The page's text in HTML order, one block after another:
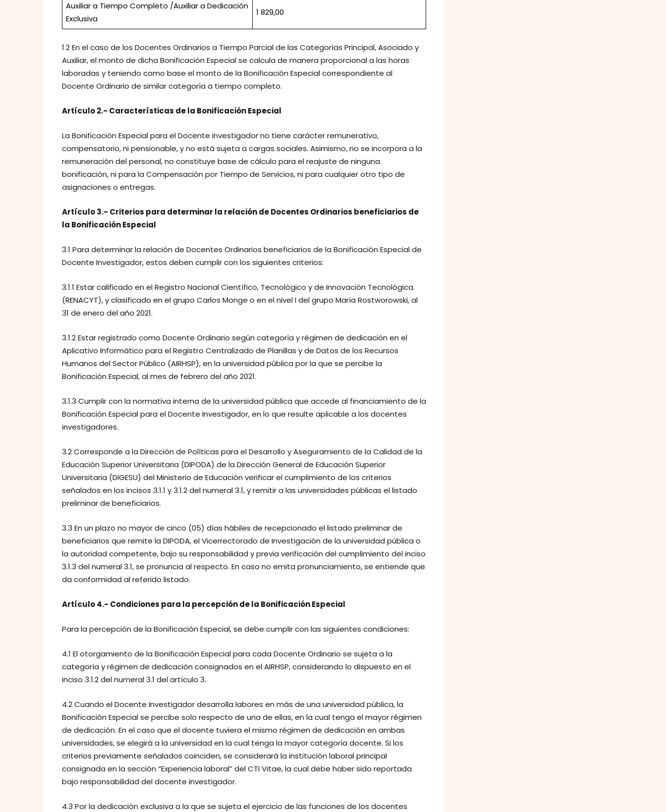
Auxiliar a Tiempo Completo /Auxiliar a Dedicación
Exclusiva
1 829,00
1.2 En el caso de los Docentes Ordinarios a Tiempo Parcial de las Categorías Principal, Asociado y
Auxiliar, el monto de dicha Bonificación Especial se calcula de manera proporcional a las horas
laboradas y teniendo como base el monto de la Bonificación Especial correspondiente al
Docente Ordinario de similar categoría a tiempo completo.
Artículo 2.- Características de la Bonificación Especial
La Bonificación Especial para el Docente Investigador no tiene carácter remunerativo,
compensatorio, ni pensionable, y no está sujeta a cargas sociales. Asimismo, no se incorpora a la
remuneración del personal, no constituye base de cálculo para el reajuste de ninguna
bonificación, ni para la Compensación por Tiempo de Servicios, ni para cualquier otro tipo de
asignaciones o entregas.
Artículo 3.- Criterios para determinar la relación de Docentes Ordinarios beneficiarios de
la Bonificación Especial
3.1 Para determinar la relación de Docentes Ordinarios beneficiarios de la Bonificación Especial de
Docente Investigador, estos deben cumplir con los siguientes criterios:
3.1.1 Estar calificado en el Registro Nacional Científico, Tecnológico y de Innovación Tecnológica.
(RENACYT), y clasificado en el grupo Carlos Monge o en el nivel I del grupo María Rostworowski, al
31 de enero del año 2021.
3.1.2 Estar registrado como Docente Ordinario según categoría y régimen de dedicación en el
Aplicativo Informático para el Registro Centralizado de Planillas y de Datos de los Recursos
Humanos del Sector Público (AIRHSP), en la universidad pública por la que se percibe la
Bonificación Especial, al mes de febrero del año 2021.
3.1.3 Cumplir con la normativa interna de la universidad pública que accede al financiamiento de la
Bonificación Especial para el Docente Investigador, en lo que resulte aplicable a los docentes
investigadores.
3.2 Corresponde a la Dirección de Políticas para el Desarrollo y Aseguramiento de la Calidad de la
Educación Superior Universitaria (DIPODA) de la Dirección General de Educación Superior
Universitaria (DIGESU) del Ministerio de Educación verificar el cumplimiento de los criterios
señalados en los incisos 3.1.1 y 3.1.2 del numeral 3.1, y remitir a las universidades públicas el listado
preliminar de beneficiarios.
3.3 En un plazo no mayor de cinco (05) días hábiles de recepcionado el listado preliminar de
beneficiarios que remite la DIPODA, el Vicerrectorado de Investigación de la universidad pública o
la autoridad competente, bajo su responsabilidad y previa verificación del cumplimiento del inciso
3.1.3 del numeral 3.1, se pronuncia al respecto. En caso no emita pronunciamiento, se entiende que
da conformidad al referido listado.
Artículo 4.- Condiciones para la percepción de la Bonificación Especial
Para la percepción de la Bonificación Especial, se debe cumplir con las siguientes condiciones:
4.1 El otorgamiento de la Bonificación Especial para cada Docente Ordinario se sujeta a la
categoría y régimen de dedicación consignados en el AIRHSP, considerando lo dispuesto en el
inciso 3.1.2 del numeral 3.1 del artículo 3.
4.2 Cuando el Docente Investigador desarrolla labores en más de una universidad pública, la
Bonificación Especial se percibe solo respecto de una de ellas, en la cual tenga el mayor régimen
de dedicación. En el caso que el docente tuviera el mismo régimen de dedicación en ambas
universidades, se elegirá a la universidad en la cual tenga la mayor categoría docente. Si los
criterios previamente señalados coinciden, se considerará la institución laboral principal
consignada en la sección “Experiencia laboral” del CTI Vitae, la cual debe haber sido reportada
bajo responsabilidad del docente investigador.
4.3 Por la dedicación exclusiva a la que se sujeta el ejercicio de las funciones de los docentes